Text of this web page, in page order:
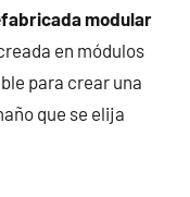
modular
en módulos
para crear una
que se elija